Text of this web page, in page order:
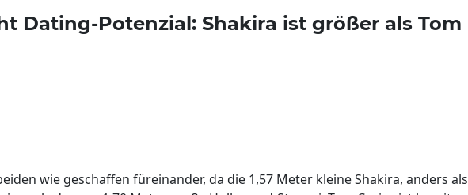
Dating-Potenzial: Shakira ist größer als Tom
wie geschaffen füreinander, da die 1,57 Meter kleine Shakira, anders als